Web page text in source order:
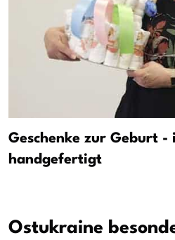
Geschenke zur Geburt
handgefertigt
Ostukraine